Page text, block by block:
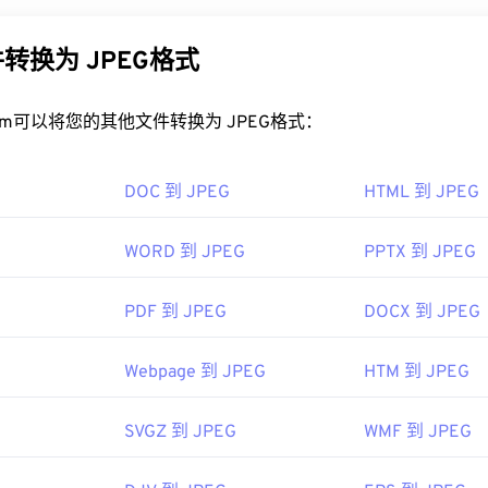
。
也支持 RWL。
们的JPEG 压缩工具将文件大小减少高达 80%！
看器、图像编辑器或网页浏览器中打开它。要选择特定的应用
然后选择“打开方式”。
流行的网络浏览器（例如Chrome） 、Microsoft 应用程序（例
换为 JPEG格式
可以将您的其他文件转换为 JPEG格式：
DOC 到 JPEG HTML 到 JPEG
WORD 到 JPEG PPTX 到 JPEG
PDF 到 JPEG DOCX 到 JPEG
Webpage 到 JPEG HTM 到 JPEG
SVGZ 到 JPEG WMF 到 JPEG